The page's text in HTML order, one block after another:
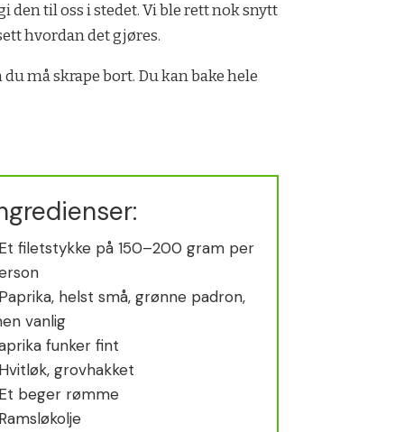
den til oss i stedet. Vi ble rett nok snytt
hvordan det gjøres.
må skrape bort. Du kan bake hele
filetstykke på 150–200 gram per
helst små, grønne padron,
vanlig
funker fint
grovhakket
beger rømme